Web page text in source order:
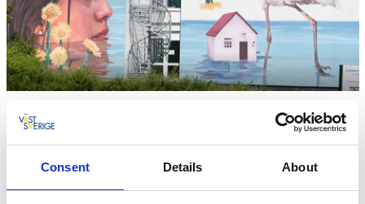
Consent Details About
Prinsessan Hapunda
Alingsås
Muralmålning av Jade Rivera (f. 1983)